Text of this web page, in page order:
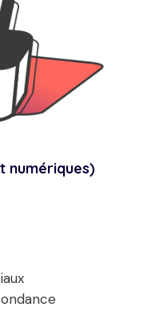
numériques)